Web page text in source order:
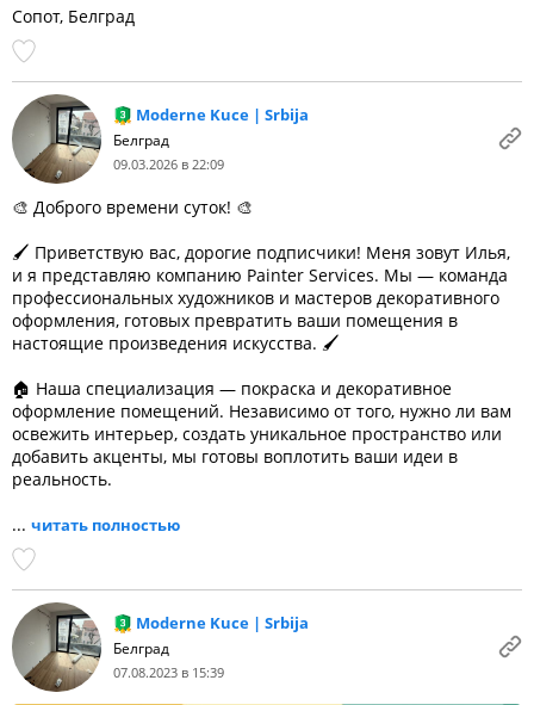
Сопот, Белград
Moderne Kuce | Srbija
Белград
09.03.2026 в 22:09
🎨 Доброго времени суток! 🎨
🖌️ Приветствую вас, дорогие подписчики! Меня зовут Илья,
и я представляю компанию Painter Services. Мы — команда
профессиональных художников и мастеров декоративного
оформления, готовых превратить ваши помещения в
настоящие произведения искусства. 🖌️
🏠 Наша специализация — покраска и декоративное
оформление помещений. Независимо от того, нужно ли вам
освежить интерьер, создать уникальное пространство или
добавить акценты, мы готовы воплотить ваши идеи в
реальность.
... читать полностью
Moderne Kuce | Srbija
Белград
07.08.2023 в 15:39